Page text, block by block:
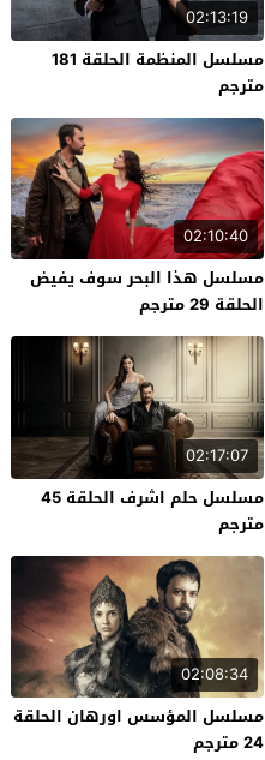
02:13:19
مسلسل المنظمة الحلقة 181
مترجم
02:10:40
مسلسل هذا البحر سوف يفيض
الحلقة 29 مترجم
02:17:07
مسلسل حلم اشرف الحلقة 45
مترجم
02:08:34
مسلسل المؤسس اورهان الحلقة
24 مترجم